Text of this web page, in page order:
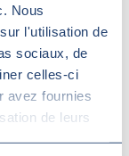
Nous
l'utilisation de
sociaux, de
celles-ci
avez fournies
de leurs
Aces) Aircraft
was recently
by
as the winner
presented with